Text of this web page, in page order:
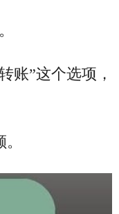
账”这个选项，